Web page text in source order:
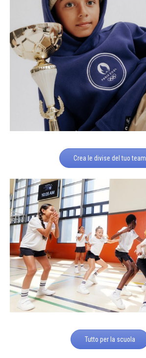
Crea le divise del tuo team
Tutto per la scuola